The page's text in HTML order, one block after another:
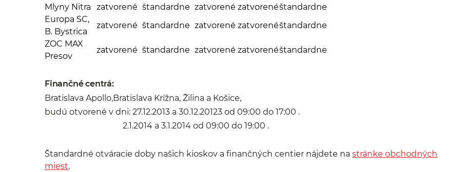
Mlyny Nitra
zatvorené štandardne zatvorené zatvorenéštandardne
Europa SC,
B. Bystrica
zatvorené štandardne zatvorené zatvorenéštandardne
ZOC MAX
Presov
zatvorené štandardne zatvorené zatvorenéštandardne
Finančné centrá:
Bratislava Apollo,Bratislava Krížna, Žilina a Košice,
budú otvorené v dni: 27.12.2013 a 30.12.20123 od 09:00 do 17:00 .
2.1.2014 a 3.1.2014 od 09:00 do 19:00 .
Štandardné otváracie doby našich kioskov a finančných centier nájdete na stránke obchodných
miest.